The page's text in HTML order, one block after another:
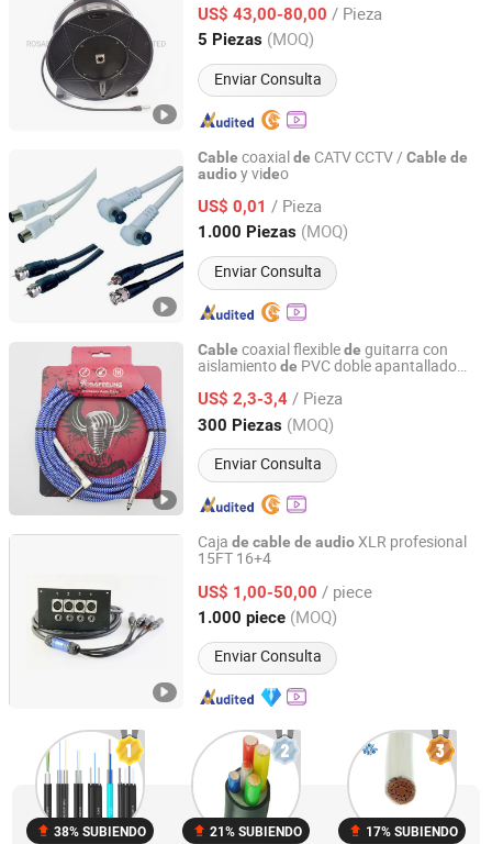
US$ 43,00-80,00 / Pieza
5 Piezas (MOQ)
Enviar Consulta
Zhejiang, China Desde 2020
Cable coaxialde CATV CCTV / Cable de
audioy video
US$ 0,01 / Pieza
1.000 Piezas (MOQ)
Enviar Consulta
Changzhou Carrot Import & Export Co., Ltd.
Jiangsu, China Desde 2009
Cable coaxial flexiblede guitarra con
aislamientode PVC doble apantallado
US$ 2,3-3,4 / Pieza
300 Piezas (MOQ)
Enviar Consulta
ROSAFEELING INDUSTRIES INC LIMITED
Zhejiang, China Desde 2020
Caja de cable de audioXLR profesional
15FT 16+4
US$ 1,00-50,00 / piece
1.000 piece (MOQ)
Enviar Consulta
Foshan Yixiantian Technology Co., Ltd.
Guangdong, China Desde 2025
38% SUBIENDO 21% SUBIENDO 17% SUBIENDO